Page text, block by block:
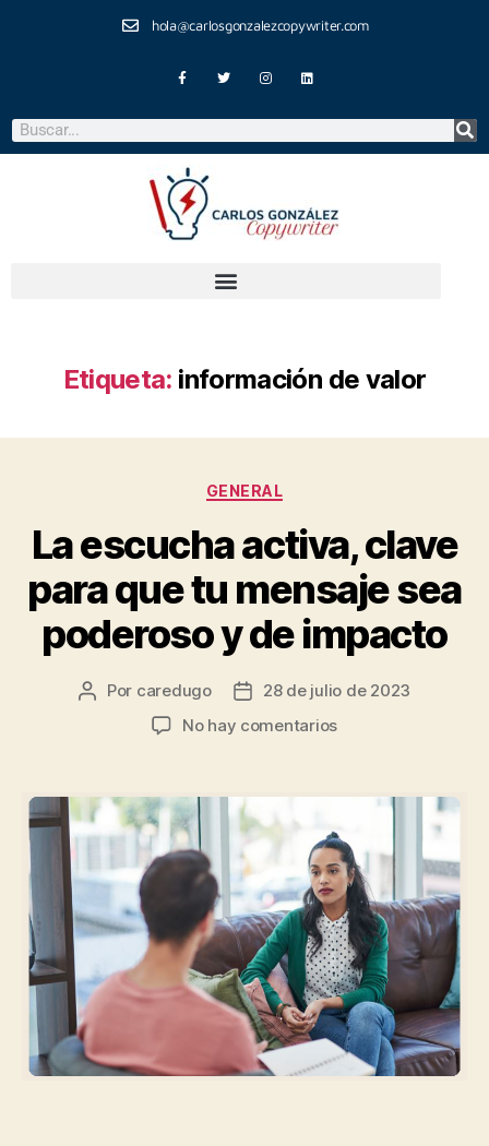
hola@carlosgonzalezcopywriter.com
Etiqueta: información de valor
GENERAL
La escucha activa, clave
para que tu mensaje sea
poderoso y de impacto
Por caredugo
28 de julio de 2023
No hay comentarios